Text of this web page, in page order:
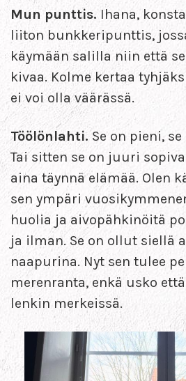
Mun punttis. Ihana,
liiton bunkkeripunttis,
käymään salilla niin että
kivaa. Kolme kertaa
ei voi olla väärässä.
Töölönlahti.Se on pieni,
Tai sitten se on juuri
aina täynnä elämää. Olen
sen ympäri
huolia ja aivopähkinöitä
ja ilman. Se on ollut siellä
naapurina. Nyt sen tulee
merenranta, enkä usko
lenkin merkeissä.